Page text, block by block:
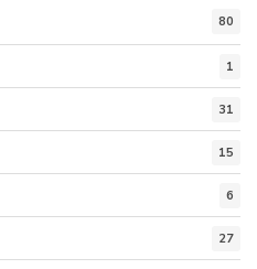
80
1
31
15
6
27